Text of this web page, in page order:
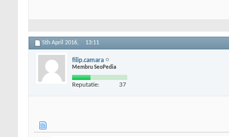
5th April 2016, 13:11
filip.camara
Membru SeoPedia
Reputatie: 37